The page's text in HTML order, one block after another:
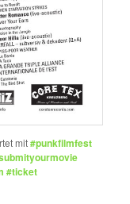
mit#punkfilmfest
#ticket